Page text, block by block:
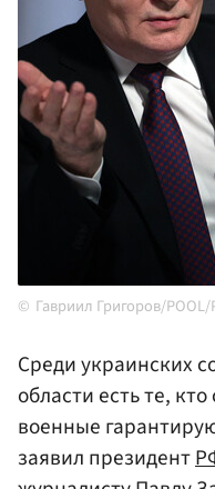
Гавриил Григоров/
Среди украинских
области есть те,
военные
заявил президент